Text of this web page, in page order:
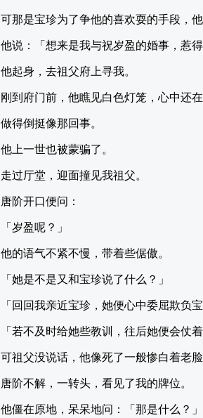
可那是宝珍为了争他的喜欢耍的手段，他
他说：「想来是我与祝岁盈的婚事，惹
他起身，去祖父府上寻我。
刚到府门前，他瞧见白色灯笼，心中还在
做得倒挺像那回事。
他上一世也被蒙骗了。
走过厅堂，迎面撞见我祖父。
唐阶开口便问：
「岁盈呢？」
他的语气不紧不慢，带着些倨傲。
「她是不是又和宝珍说了什么？」
「回回我亲近宝珍，她便心中委屈欺负宝
「若不及时给她些教训，往后她便会仗
可祖父没说话，他像死了一般惨白着老脸
唐阶不解，一转头，看见了我的牌位。
他僵在原地，呆呆地问：「那是什么？」